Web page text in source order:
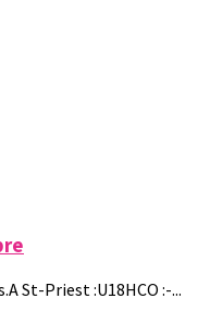
St-Priest :U18HCO :-...